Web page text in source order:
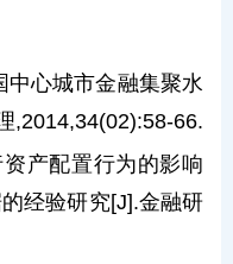
中心城市金融集聚水
,2014,34(02):58-66.
产配置行为的影响
经验研究[J].金融研